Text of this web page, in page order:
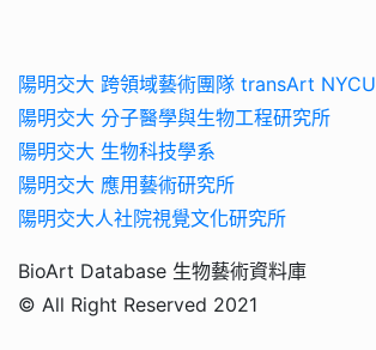
陽明交大 跨領域藝術團隊 transArt NYCU
陽明交大 分子醫學與生物工程研究所
陽明交大 生物科技學系
陽明交大 應用藝術研究所
陽明交大人社院視覺文化研究所
BioArt Database 生物藝術資料庫
© All Right Reserved 2021